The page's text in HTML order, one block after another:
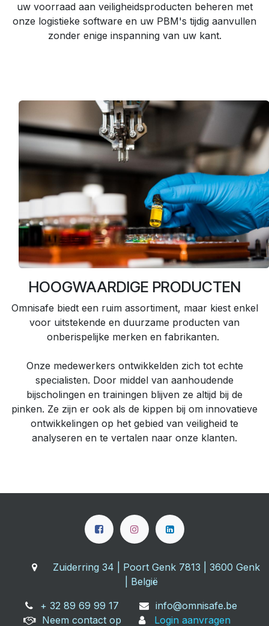
uw voorraad aan veiligheidsproducten beheren met
onze logistieke software en uw PBM's tijdig aanvullen
zonder enige inspanning van uw kant.
HOOGWAARDIGE PRODUCTEN
Omnisafe biedt een ruim assortiment, maar kiest enkel
voor uitstekende en duurzame producten van
onberispelijke merken en fabrikanten.
Onze medewerkers ontwikkelden zich tot echte
specialisten. Door middel van aanhoudende
bijscholingen en trainingen blijven ze altijd bij de
pinken. Ze zijn er ook als de kippen bij om innovatieve
ontwikkelingen op het gebied van veiligheid te
analyseren en te vertalen naar onze klanten.
Zuiderring 34 | Poort Genk 7813 | 3600 Genk
| België
+ 32 89 69 99 17
info@omnisafe.be
Neem contact op
Login aanvragen